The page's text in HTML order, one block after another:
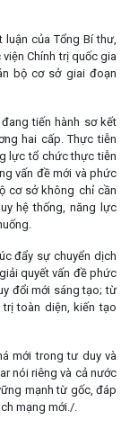
của Tổng Bí thư,
Chính trị quốc gia
bộ cơ sở giai đoạn
tiến hành sơ kết
hai cấp. Thực tiễn
lực tổ chức thực tiễn
vấn đề mới và phức
cơ sở không chỉ cần
hệ thống, năng lực
đẩy sự chuyển dịch
quyết vấn đề phức
đổi mới sáng tạo; từ
toàn diện, kiến tạo
mới trong tư duy và
nói riêng và cả nước
mạnh từ gốc, đáp
mạng mới./.